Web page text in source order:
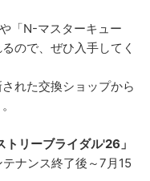
「N-マスターキュー
ので、ぜひ入手してく
れた交換ショップから
リーブライダル'26」
ナンス終了後～7月15